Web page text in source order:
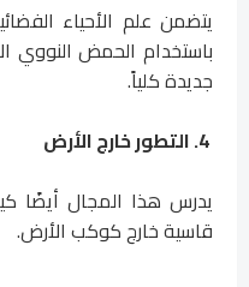
يتضمن علم الأحياء
جديدة كلياً.
يدرس هذا المجال أيضًا
قاسية خارج كوكب الأرض.